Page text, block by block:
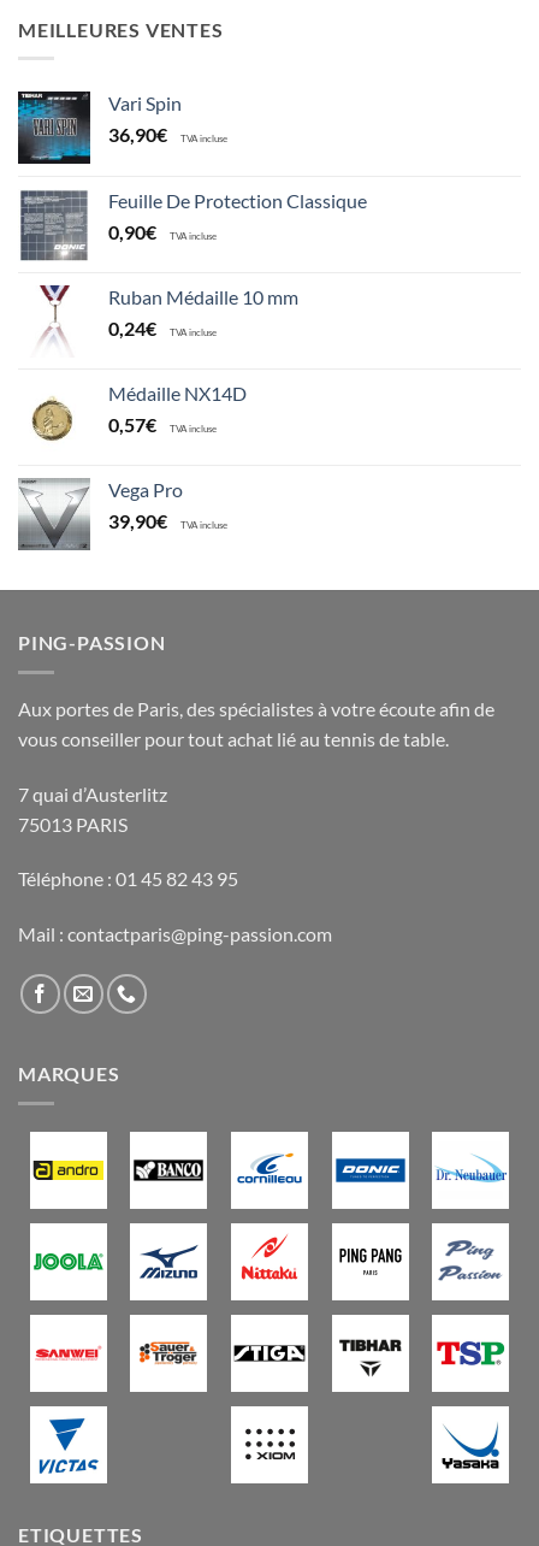
MEILLEURES VENTES
Vari Spin
36,90€ TVA incluse
Feuille De Protection Classique
0,90€ TVA incluse
Ruban Médaille 10 mm
0,24€ TVA incluse
Médaille NX14D
0,57€ TVA incluse
Vega Pro
39,90€ TVA incluse
PING-PASSION
Aux portes de Paris, des spécialistes à votre écoute afin de
vous conseiller pour tout achat lié au tennis de table.
7 quai d’Austerlitz
75013 PARIS
Téléphone : 01 45 82 43 95
Mail : contactparis@ping-passion.com
MARQUES
ETIQUETTES